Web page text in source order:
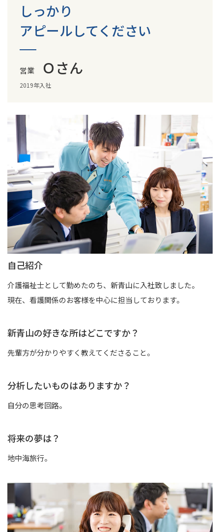
しっかり
アピールしてください
営業 Ｏさん
2019年入社
自己紹介
介護福祉士として勤めたのち、新青山に入社致しました。
現在、看護関係のお客様を中心に担当しております。
新青山の好きな所はどこですか？
先輩方が分かりやすく教えてくださること。
分析したいものはありますか？
自分の思考回路。
将来の夢は？
地中海旅行。